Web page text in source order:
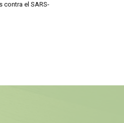
contra el SARS-